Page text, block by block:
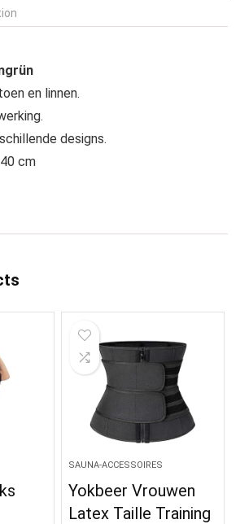
en linnen.
designs.
cm
SAUNA-ACCESSOIRES
Yokbeer Vrouwen
Latex Taille Training